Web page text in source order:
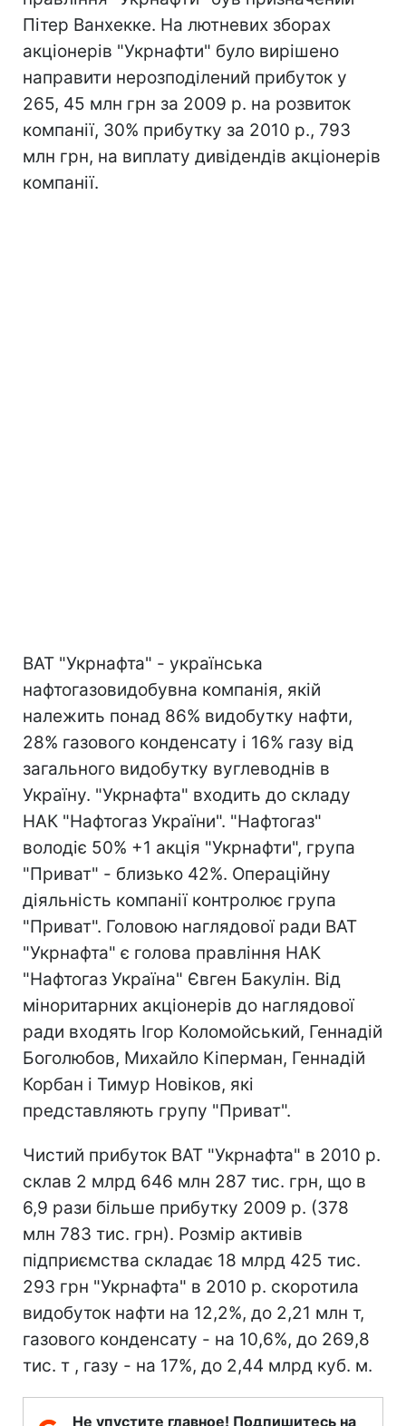
Пітер Ванхекке. На лютневих зборах
акціонерів "Укрнафти" було вирішено
направити нерозподілений прибуток у
265, 45 млн грн за 2009 р. на розвиток
компанії, 30% прибутку за 2010 р., 793
млн грн, на виплату дивідендів акціонерів
компанії.
ВАТ "Укрнафта" - українська
нафтогазовидобувна компанія, якій
належить понад 86% видобутку нафти,
28% газового конденсату і 16% газу від
загального видобутку вуглеводнів в
Україну. "Укрнафта" входить до складу
НАК "Нафтогаз України". "Нафтогаз"
володіє 50% +1 акція "Укрнафти", група
"Приват" - близько 42%. Операційну
діяльність компанії контролює група
"Приват". Головою наглядової ради ВАТ
"Укрнафта" є голова правління НАК
"Нафтогаз Україна" Євген Бакулін. Від
міноритарних акціонерів до наглядової
ради входять Ігор Коломойський, Геннадій
Боголюбов, Михайло Кіперман, Геннадій
Корбан і Тимур Новіков, які
представляють групу "Приват".
Чистий прибуток ВАТ "Укрнафта" в 2010 р.
склав 2 млрд 646 млн 287 тис. грн, що в
6,9 рази більше прибутку 2009 р. (378
млн 783 тис. грн). Розмір активів
підприємства складає 18 млрд 425 тис.
293 грн "Укрнафта" в 2010 р. скоротила
видобуток нафти на 12,2%, до 2,21 млн т,
газового конденсату - на 10,6%, до 269,8
тис. т , газу - на 17%, до 2,44 млрд куб. м.
Не упустите главное! Подпишитесь на